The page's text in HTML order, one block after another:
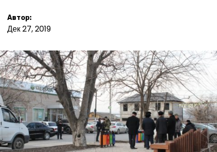
Автор:
Дек 27, 2019